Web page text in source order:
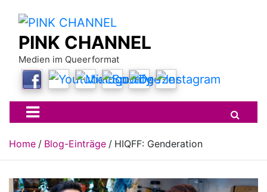
contentPINK CHANNEL
Medien im Queerformat
Home Blog-Einträge HIQFF: Genderation